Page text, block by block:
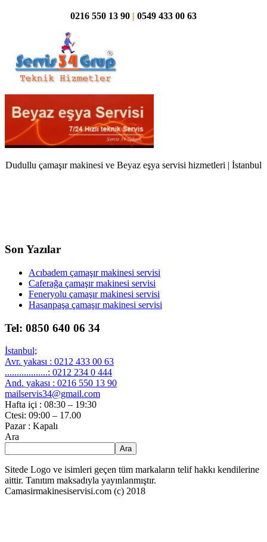
0216 550 13 90 0549 433 00 63
Dudullu çamaşır makinesi ve Beyaz eşya servisi hizmetleri | İstanbul
Son Yazılar
Acıbadem çamaşır makinesi servisi
Caferağa çamaşır makinesi servisi
Feneryolu çamaşır makinesi servisi
Hasanpaşa çamaşır makinesi servisi
Tel: 0850 640 06 34
İstanbul;
Avr. yakası : 0212 433 00 63
..................: 0212 234 0 444
And. yakası : 0216 550 13 90
mailservis34@gmail.com
Hafta içi : 08:30 – 19:30
Ctesi: 09:00 – 17.00
Pazar : Kapalı
Ara
Ara
Sitede Logo ve isimleri geçen tüm markaların telif hakkı kendilerine
aittir. Tanıtım maksadıyla yayınlanmıştır.
Camasirmakinesiservisi.com (c) 2018